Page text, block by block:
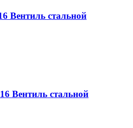
Вентиль стальной
Вентиль стальной